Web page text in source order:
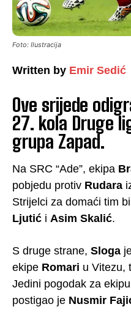
Foto: Ilustracija
Written by Emir Sedić
Ove srijede
27. kola Druge
grupa Zapad.
Na SRC “Ade”, ekipa
pobjedu protiv Rudara
Strijelci za domaći tim
Ljutić i Asim Skalić.
S druge strane, Sloga
ekipe Romari u Vitezu,
Jedini pogodak za
postigao je Nusmir